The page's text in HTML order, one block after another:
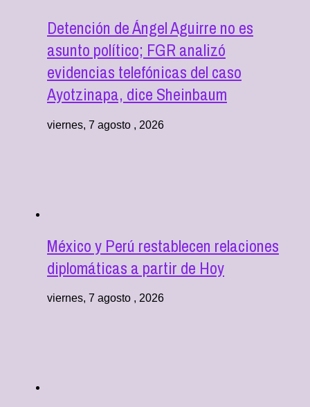
Detención de Ángel Aguirre no es
asunto político; FGR analizó
evidencias telefónicas del caso
Ayotzinapa, dice Sheinbaum
viernes, 7 agosto , 2026
México y Perú restablecen relaciones
diplomáticas a partir de Hoy
viernes, 7 agosto , 2026